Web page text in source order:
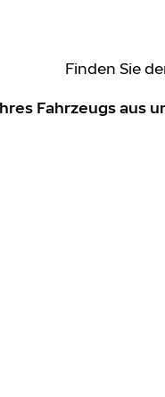
Finden Sie
Fahrzeugs